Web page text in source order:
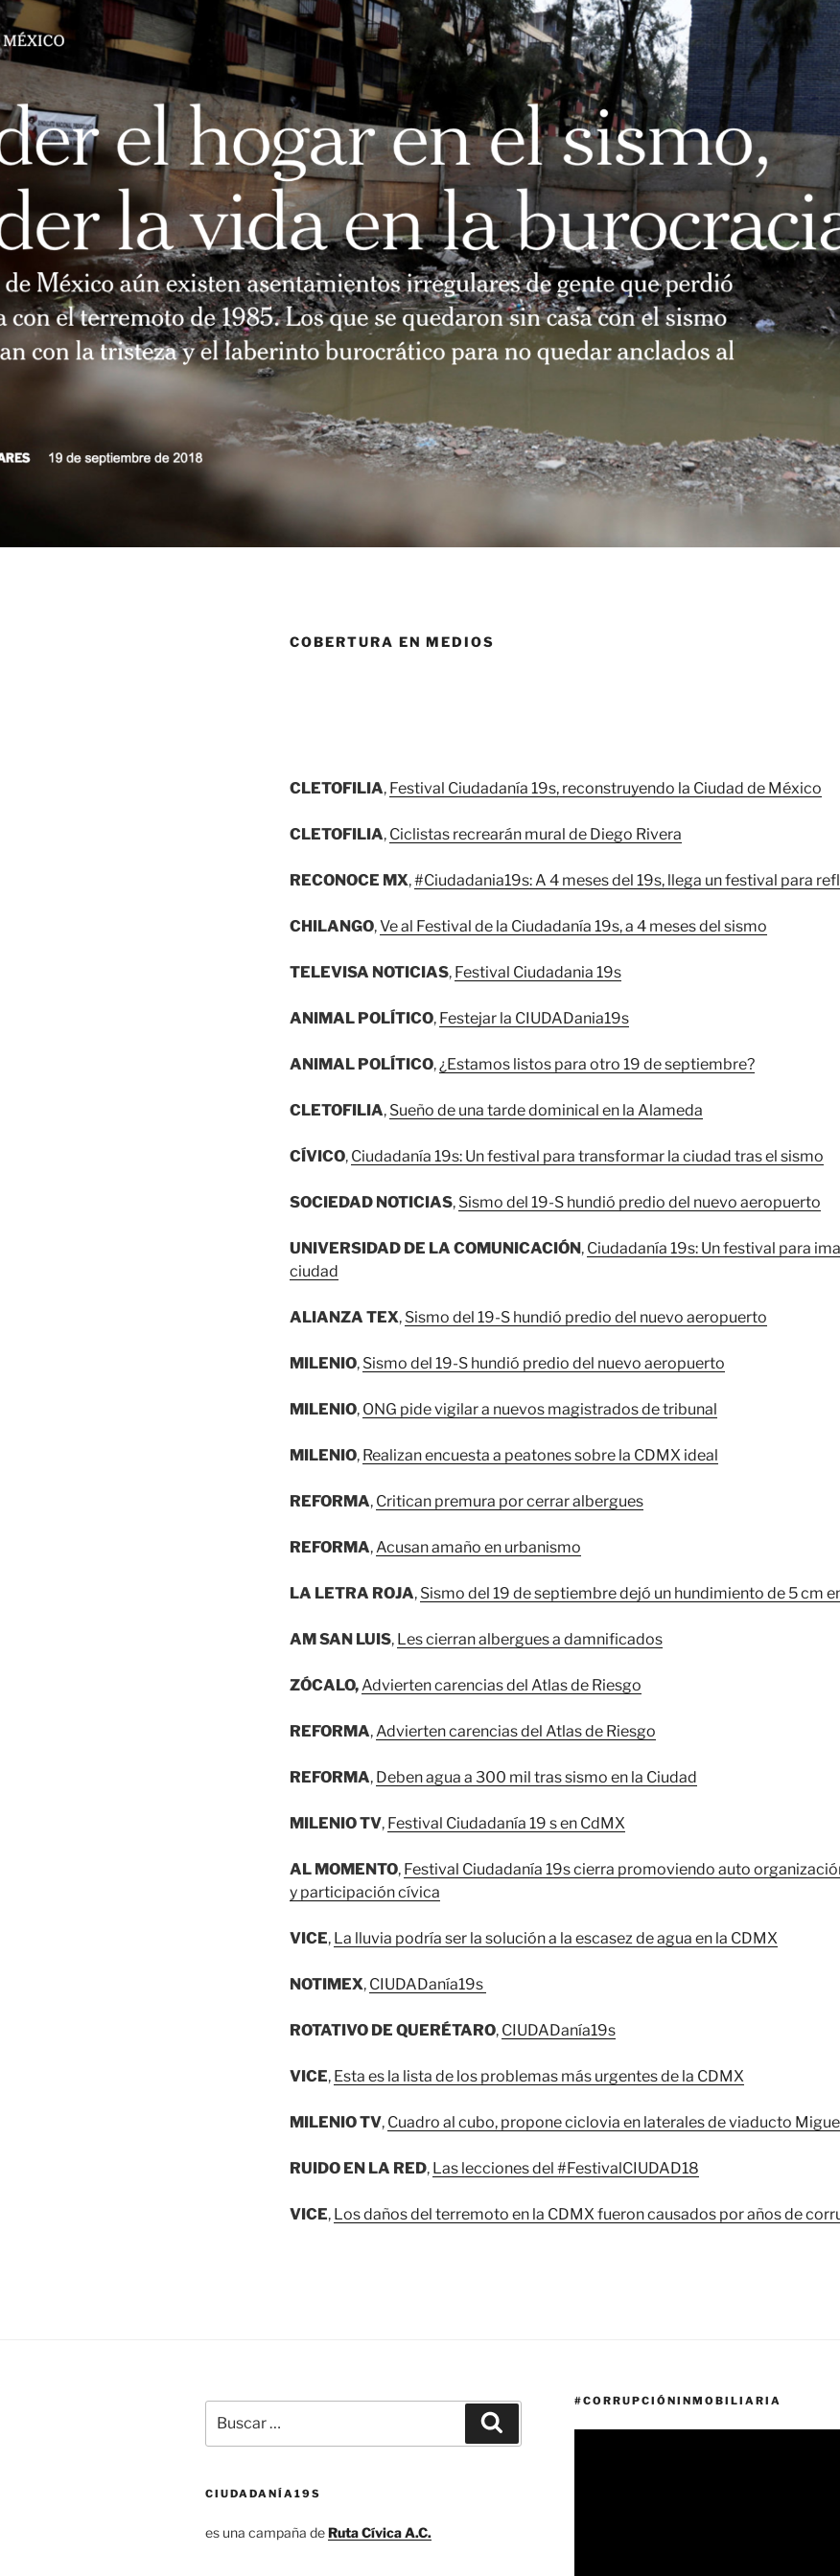
COBERTURA EN MEDIOS
CLETOFILIA, Festival Ciudadanía 19s, reconstruyendo la Ciudad de México
CLETOFILIA, Ciclistas recrearán mural de Diego Rivera
RECONOCE MX,#Ciudadania19s: A 4 meses del 19s, llega un festival para
CHILANGO,Ve al Festival de la Ciudadanía 19s, a 4 meses del sismo
TELEVISA NOTICIAS, Festival Ciudadania 19s
ANIMAL POLÍTICO, Festejar la CIUDADania19s
ANIMAL POLÍTICO,¿Estamos listos para otro 19 de septiembre?
CLETOFILIA, Sueño de una tarde dominical en la Alameda
CÍVICO, Ciudadanía 19s: Un festival para transformar la ciudad tras el sismo
SOCIEDAD NOTICIAS, Sismo del 19-S hundió predio del nuevo aeropuerto
UNIVERSIDAD DE LA COMUNICACIÓN, Ciudadanía 19s: Un festival para
ciudad
ALIANZA TEX, Sismo del 19-S hundió predio del nuevo aeropuerto
MILENIO, Sismo del 19-S hundió predio del nuevo aeropuerto
MILENIO, ONG pide vigilar a nuevos magistrados de tribunal
MILENIO, Realizan encuesta a peatones sobre la CDMX ideal
REFORMA, Critican premura por cerrar albergues
REFORMA,Acusan amaño en urbanismo
LA LETRA ROJA, Sismo del 19 de septiembre dejó un hundimiento de 5 cm
AM SAN LUIS, Les cierran albergues a damnificados
ZÓCALO,Advierten carencias del Atlas de Riesgo
REFORMA,Advierten carencias del Atlas de Riesgo
REFORMA, Deben agua a 300 mil tras sismo en la Ciudad
MILENIO TV, Festival Ciudadanía 19 s en CdMX
AL MOMENTO, Festival Ciudadanía 19s cierra promoviendo auto
y participación cívica
VICE, La lluvia podría ser la solución a la escasez de agua en la CDMX
NOTIMEX, CIUDADanía19s
ROTATIVO DE QUERÉTARO, CIUDADanía19s
VICE, Esta es la lista de los problemas más urgentes de la CDMX
MILENIO TV, Cuadro al cubo, propone ciclovia en laterales de viaducto
RUIDO EN LA RED, Las lecciones del #FestivalCIUDAD18
VICE, Los daños del terremoto en la CDMX fueron causados por años de
por:
CIUDADANÍA19S
es una campaña deRuta Cívica A.C.
#CORRUPCIÓNINMOBILIARIA